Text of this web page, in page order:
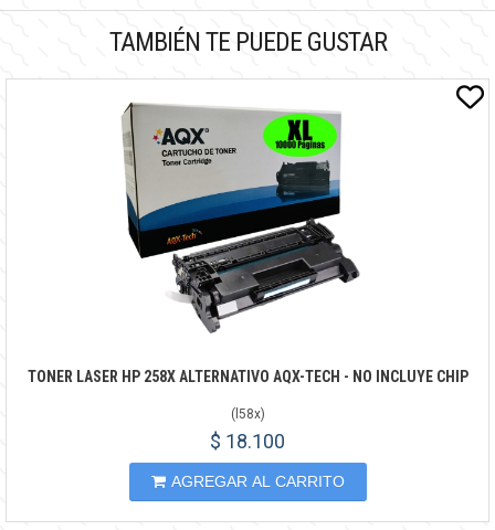
TAMBIÉN TE PUEDE GUSTAR
TONER LASER HP 258X ALTERNATIVO AQX-TECH - NO INCLUYE CHIP
(l58x)
$ 18.100
AGREGAR AL CARRITO